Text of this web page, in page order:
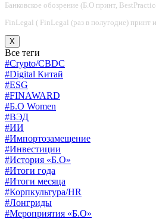
Банковское обозрение (Б.О принт,
FinLegal ( FinLegal (раз в полугодие) принт
X
Все теги
#Crypto/CBDC
#Digital Китай
#ESG
#FINAWARD
#Б.О Women
#ВЭД
#ИИ
#Импортозамещение
#Инвестиции
#История «Б.О»
#Итоги года
#Итоги месяца
#Корпкультура/HR
#Лонгриды
#Мероприятия «Б.О»